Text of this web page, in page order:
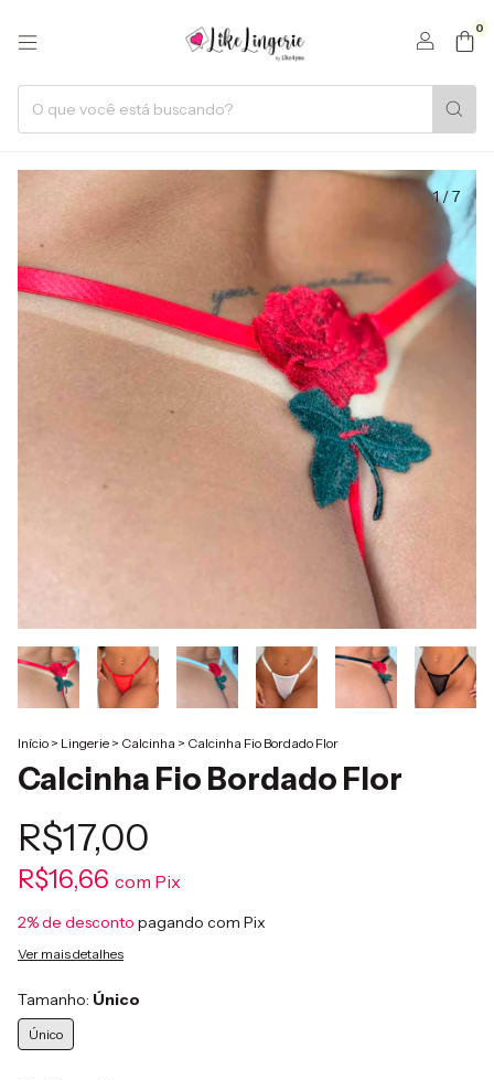
0
1/7
Início > Lingerie > Calcinha > Calcinha Fio Bordado Flor
Calcinha Fio Bordado Flor
R$17,00
R$16,66 com Pix
2% de desconto pagando com Pix
Ver mais detalhes
Tamanho: Único
Único